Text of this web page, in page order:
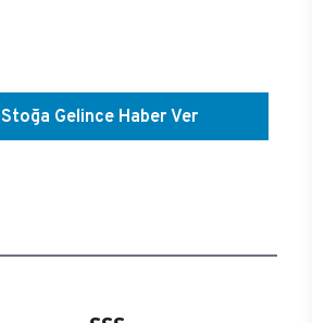
Stoğa Gelince Haber Ver